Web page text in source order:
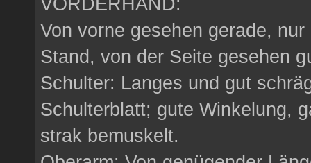
Von vorne gesehen gerade,
Stand, von der Seite gesehen
Schulter: Langes und gut
Schulterblatt; gute Winkelung,
strak bemuskelt.